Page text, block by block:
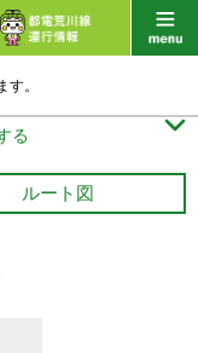
。
る 
ルート図